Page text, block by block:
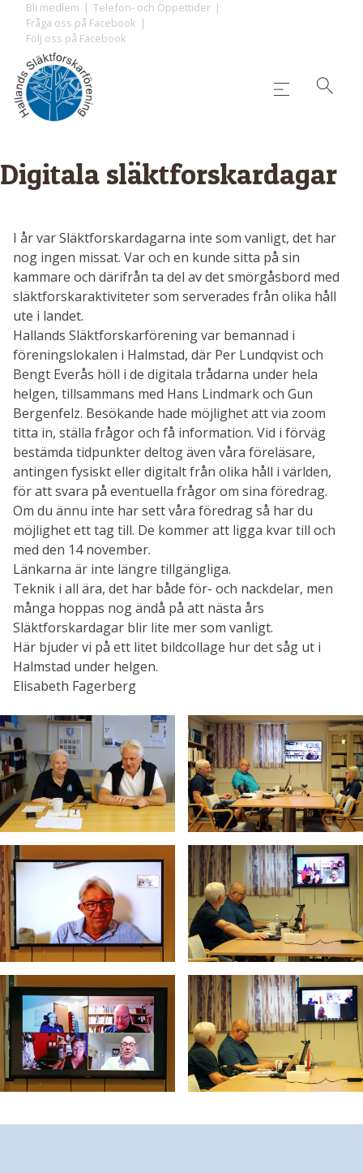
content
Bli medlem
Telefon- och Öppettider
Fråga oss på Facebook
Följ oss på Facebook
Digitala släktforskardagar
I år var Släktforskardagarna inte som vanligt, det har
nog ingen missat. Var och en kunde sitta på sin
kammare och därifrån ta del av det smörgåsbord med
släktforskaraktiviteter som serverades från olika håll
ute i landet.
Hallands Släktforskarförening var bemannad i
föreningslokalen i Halmstad, där Per Lundqvist och
Bengt Everås höll i de digitala trådarna under hela
helgen, tillsammans med Hans Lindmark och Gun
Bergenfelz. Besökande hade möjlighet att via zoom
titta in, ställa frågor och få information. Vid i förväg
bestämda tidpunkter deltog även våra föreläsare,
antingen fysiskt eller digitalt från olika håll i världen,
för att svara på eventuella frågor om sina föredrag.
Om du ännu inte har sett våra föredrag så har du
möjlighet ett tag till. De kommer att ligga kvar till och
med den 14 november.
Länkarna är inte längre tillgängliga.
Teknik i all ära, det har både för- och nackdelar, men
många hoppas nog ändå på att nästa års
Släktforskardagar blir lite mer som vanligt.
Här bjuder vi på ett litet bildcollage hur det såg ut i
Halmstad under helgen.
Elisabeth Fagerberg